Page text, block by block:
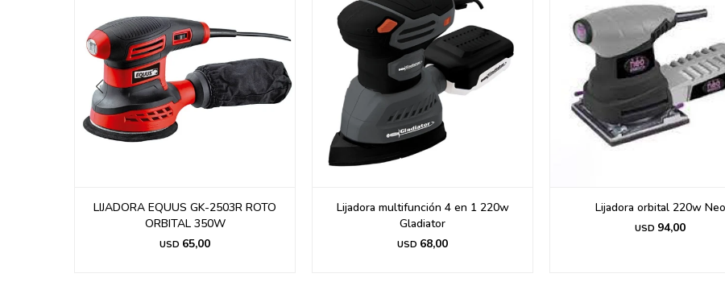
LIJADORA EQUUS GK-2503R ROTO
ORBITAL 350W
USD 65,00
Lijadora multifunción 4 en 1 220w
Gladiator
USD 68,00
Lijadora orbital 220w Neo
USD 94,00